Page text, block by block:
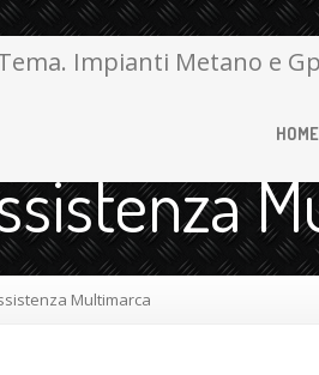
HOME
Multimarca